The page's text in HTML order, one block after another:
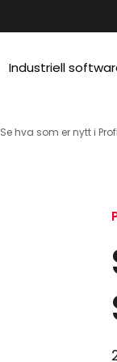
Industriell
Se hva som er nytt i